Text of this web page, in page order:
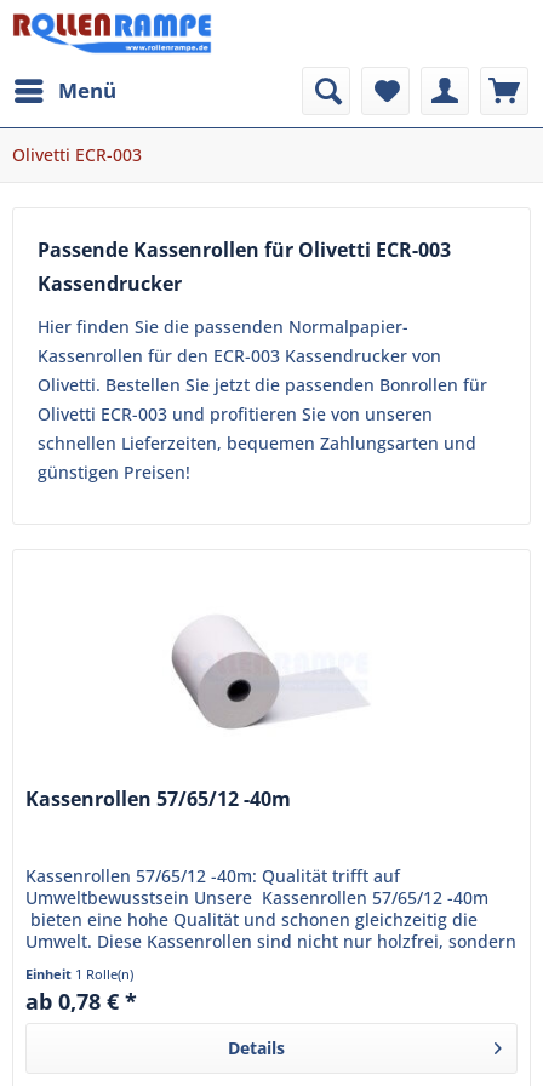
Menü
Olivetti ECR-003
Passende Kassenrollen für Olivetti ECR-003
Kassendrucker
Hier finden Sie die passenden Normalpapier-
Kassenrollen für den ECR-003 Kassendrucker von
Olivetti. Bestellen Sie jetzt die passenden Bonrollen für
Olivetti ECR-003 und profitieren Sie von unseren
schnellen Lieferzeiten, bequemen Zahlungsarten und
günstigen Preisen!
Kassenrollen 57/65/12 -40m
Kassenrollen 57/65/12 -40m: Qualität trifft auf
Umweltbewusstsein Unsere Kassenrollen 57/65/12 -40m
bieten eine hohe Qualität und schonen gleichzeitig die
Umwelt. Diese Kassenrollen sind nicht nur holzfrei, sondern
auch...
Einheit 1 Rolle(n)
ab 0,78 € *
Details